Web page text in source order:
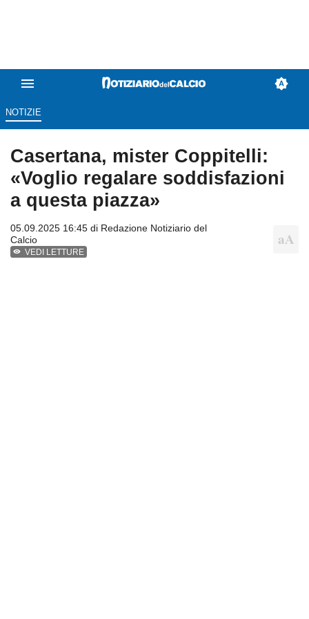
NOTIZIE
Casertana, mister Coppitelli:
«Voglio regalare soddisfazioni
a questa piazza»
05.09.2025 16:45 di Redazione Notiziario del
Calcio
VEDI LETTURE